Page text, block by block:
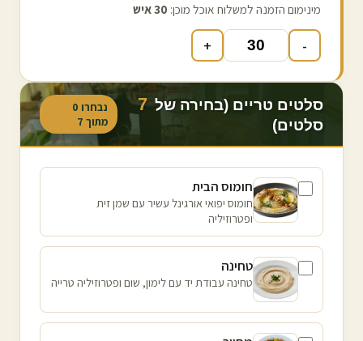
מינימום הזמנה למשלוח אוכל מוכן: 30איש
-
+
סלטים טריים (בחירה של 7
סלטים)
נבחרו 0
מתוך 7
חומוס הבית
חומוס יפואי אורגינל עשיר עם שמן זית
ופטרוזיליה
טחינה
טחינה עבודת יד עם לימון, שום ופטרוזיליה טרייה